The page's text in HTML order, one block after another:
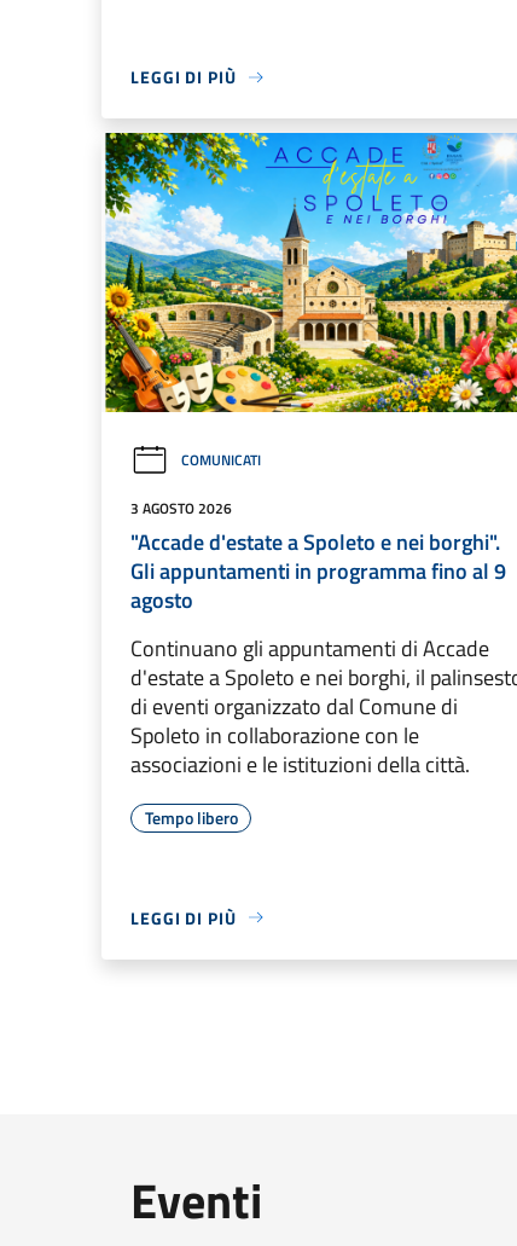
LEGGI DI PIÙ
COMUNICATI
3 AGOSTO 2026
"Accade d'estate a Spoleto e nei borghi".
Gli appuntamenti in programma fino al 9
agosto
Continuano gli appuntamenti di Accade
d'estate a Spoleto e nei borghi, il
di eventi organizzato dal Comune di
Spoleto in collaborazione con le
associazioni e le istituzioni della città.
Tempo libero
LEGGI DI PIÙ
Eventi